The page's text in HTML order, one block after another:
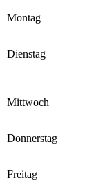
Montag
Dienstag
Mittwoch
Donnerstag
Freitag